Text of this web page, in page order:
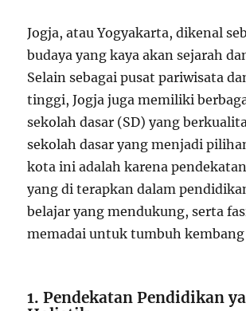
Jogja, atau Yogyakarta, dikenal
budaya yang kaya akan sejarah
Selain sebagai pusat pariwisata
tinggi, Jogja juga memiliki
sekolah dasar (SD) yang
sekolah dasar yang menjadi
kota ini adalah karena
yang di terapkan dalam
belajar yang mendukung, serta
memadai untuk tumbuh kembang
1. Pendekatan Pendidikan